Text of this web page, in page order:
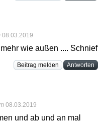
08.03.2019
wie außen .... Schnief
Beitrag melden Antworten
08.03.2019
und ab und an mal